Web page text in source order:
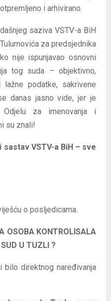
i arhivirano.
saziva VSTV-a BiH
za predsjednika
nije ispunjavao osnovni
tog suda – objektivno,
podatke, sakrivene
danas jasno vide, jer je
za imenovanja i
su znali!
VSTV-a BiH – sve
o posljedicama.
OSOBA KONTROLISALA
U TUZLI ?
direktnog naređivanja